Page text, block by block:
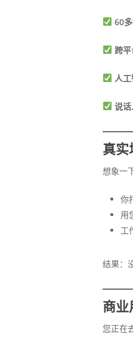
60
跨
人
说
真实
想象一
你
用
工
结果：
商业
您正在